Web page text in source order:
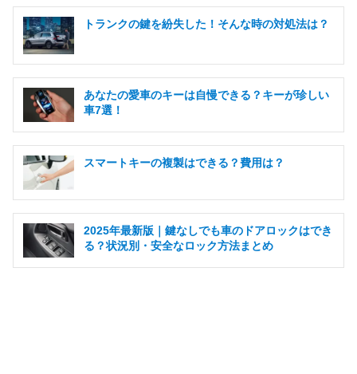
トランクの鍵を紛失した！そんな時の対処法は？
あなたの愛車のキーは自慢できる？キーが珍しい
車7選！
スマートキーの複製はできる？費用は？
2025年最新版｜鍵なしでも車のドアロックはでき
る？状況別・安全なロック方法まとめ